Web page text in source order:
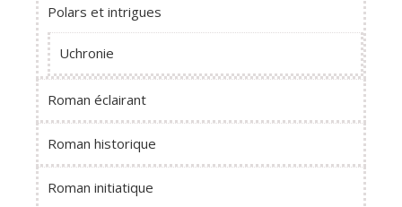
Polars et intrigues
Uchronie
Roman éclairant
Roman historique
Roman initiatique